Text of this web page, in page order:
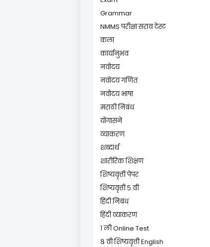
Grammar
NMMS परीक्षा सराव टेस्ट
कला
कार्यानुभव
नवोदय
नवोदय गणित
नवोदय भाषा
मराठी निबंध
योगासने
व्याकरण
शब्दार्थ
शारीरिक शिक्षण
शिष्यवृत्ती पेपर
शिष्यवृत्ती ५ वी
हिंदी निबंध
हिंदी व्याकरण
१ ली Online Test
८ वी शिष्यवृत्ती English